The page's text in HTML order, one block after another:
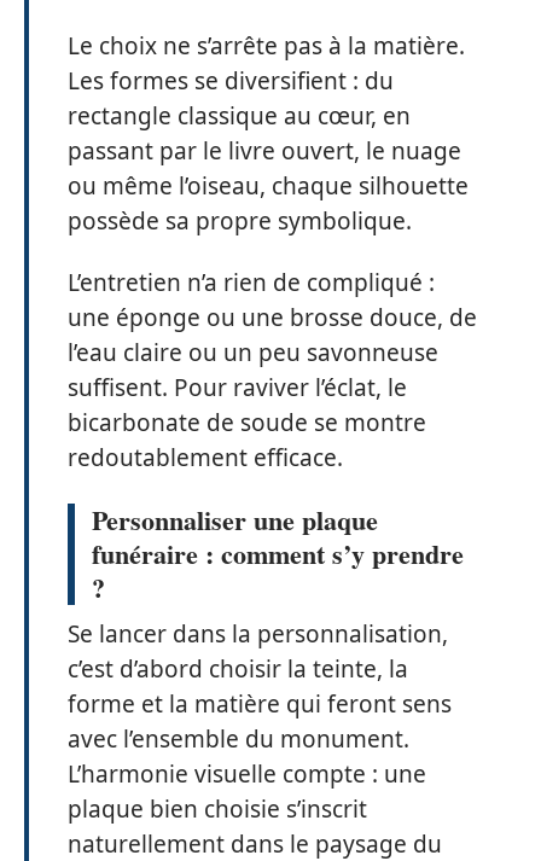
Le choix ne s’arrête pas à la matière.
Les formes se diversifient : du
rectangle classique au cœur, en
passant par le livre ouvert, le nuage
ou même l’oiseau, chaque silhouette
possède sa propre symbolique.
L’entretien n’a rien de compliqué :
une éponge ou une brosse douce, de
l’eau claire ou un peu savonneuse
suffisent. Pour raviver l’éclat, le
bicarbonate de soude se montre
redoutablement efficace.
Personnaliser une plaque
funéraire : comment s’y prendre
?
Se lancer dans la personnalisation,
c’est d’abord choisir la teinte, la
forme et la matière qui feront sens
avec l’ensemble du monument.
L’harmonie visuelle compte : une
plaque bien choisie s’inscrit
naturellement dans le paysage du